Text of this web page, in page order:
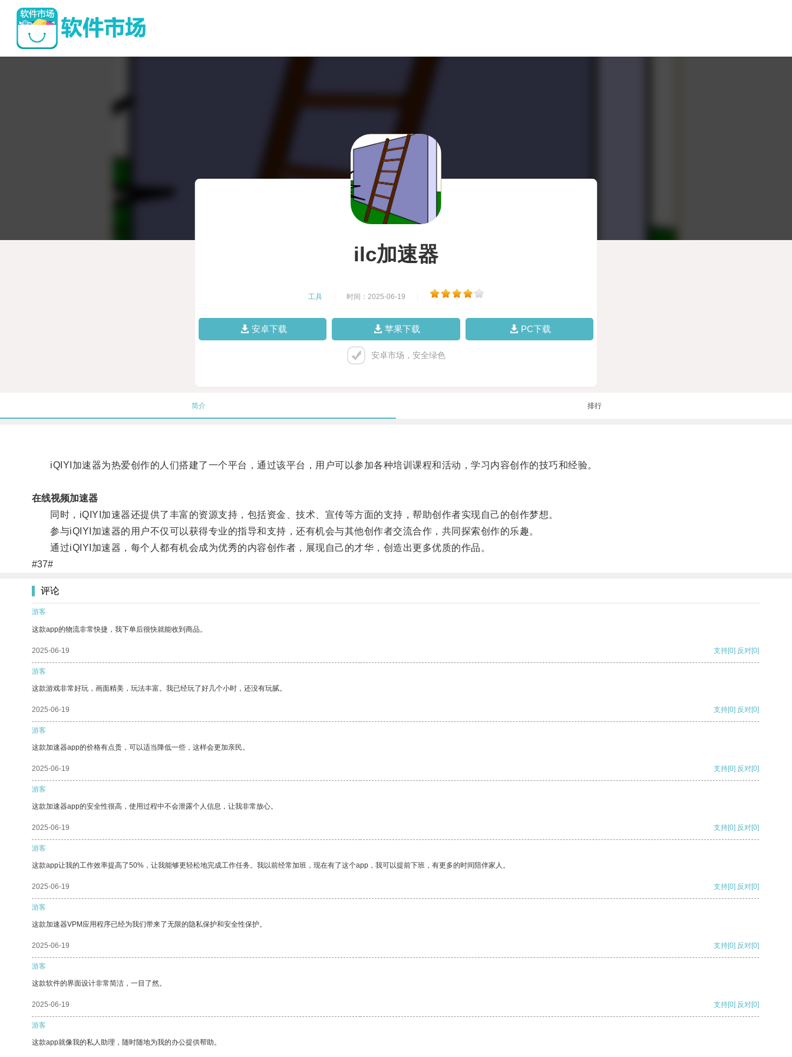
ilc加速器
工具 时间：2025-06-19
安卓下载 苹果下载 PC下载
安卓市场，安全绿色
简介 排行
iQIYI加速器为热爱创作的人们搭建了一个平台，通过该平台，用户可以参加各种培训课程和活动，学习内容创作的技巧和经验。
在线视频加速器
同时，iQIYI加速器还提供了丰富的资源支持，包括资金、技术、宣传等方面的支持，帮助创作者实现自己的创作梦想。
参与iQIYI加速器的用户不仅可以获得专业的指导和支持，还有机会与其他创作者交流合作，共同探索创作的乐趣。
通过iQIYI加速器，每个人都有机会成为优秀的内容创作者，展现自己的才华，创造出更多优质的作品。
#37#
评论
游客
这款app的物流非常快捷，我下单后很快就能收到商品。
2025-06-19 支持[0] 反对[0]
游客
这款游戏非常好玩，画面精美，玩法丰富。我已经玩了好几个小时，还没有玩腻。
2025-06-19 支持[0] 反对[0]
游客
这款加速器app的价格有点贵，可以适当降低一些，这样会更加亲民。
2025-06-19 支持[0] 反对[0]
游客
这款加速器app的安全性很高，使用过程中不会泄露个人信息，让我非常放心。
2025-06-19 支持[0] 反对[0]
游客
这款app让我的工作效率提高了50%，让我能够更轻松地完成工作任务。我以前经常加班，现在有了这个app，我可以提前下班，有更多的时间陪伴家人。
2025-06-19 支持[0] 反对[0]
游客
这款加速器VPM应用程序已经为我们带来了无限的隐私保护和安全性保护。
2025-06-19 支持[0] 反对[0]
游客
这款软件的界面设计非常简洁，一目了然。
2025-06-19 支持[0] 反对[0]
游客
这款app就像我的私人助理，随时随地为我的办公提供帮助。